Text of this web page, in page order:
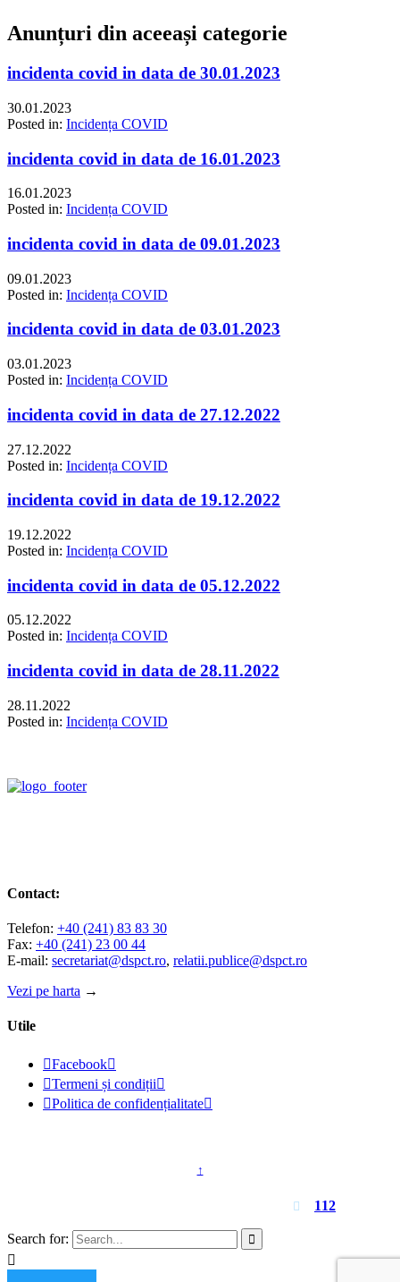
Anunțuri din aceeași categorie
incidenta covid in data de 30.01.2023
30.01.2023
Posted in: Incidența COVID
incidenta covid in data de 16.01.2023
16.01.2023
Posted in: Incidența COVID
incidenta covid in data de 09.01.2023
09.01.2023
Posted in: Incidența COVID
incidenta covid in data de 03.01.2023
03.01.2023
Posted in: Incidența COVID
incidenta covid in data de 27.12.2022
27.12.2022
Posted in: Incidența COVID
incidenta covid in data de 19.12.2022
19.12.2022
Posted in: Incidența COVID
incidenta covid in data de 05.12.2022
05.12.2022
Posted in: Incidența COVID
incidenta covid in data de 28.11.2022
28.11.2022
Posted in: Incidența COVID
Contact:
Telefon: +40 (241) 83 83 30
Fax: +40 (241) 23 00 44
E-mail: secretariat@dspct.ro, relatii.publice@dspct.ro
Vezi pe harta →
Utile
Facebook
Termeni și condiții
Politica de confidențialitate
↑
 112
Search for: 
